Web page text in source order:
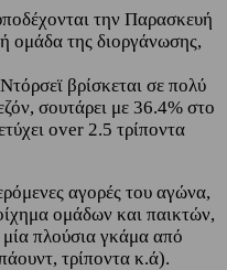
την Παρασκευή
ομάδα της διοργάνωσης,
βρίσκεται σε πολύ
σουτάρει με 36.4% στο
over 2.5 τρίποντα
αγορές του αγώνα,
ομάδων και παικτών,
μία πλούσια γκάμα από
τρίποντα κ.ά).